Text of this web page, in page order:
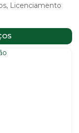
Licenciamento